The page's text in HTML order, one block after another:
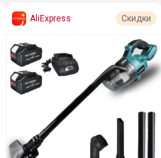
AliExpress Скидки